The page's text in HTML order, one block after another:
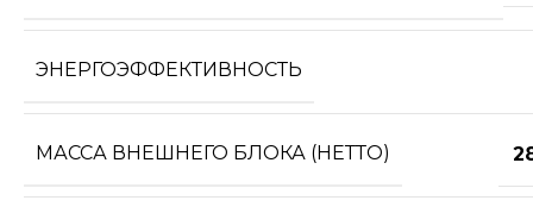
ЭНЕРГОЭФФЕКТИВНОСТЬ
МАССА ВНЕШНЕГО БЛОКА (НЕТТО)